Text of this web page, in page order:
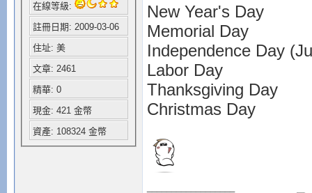
在線等級:
註冊日期: 2009-03-06
住址: 美
文章: 2461
精華: 0
現金: 421 金幣
資產: 108324 金幣
New Year's Day
Memorial Day
Independence Day
Labor Day
Thanksgiving Day
Christmas Day